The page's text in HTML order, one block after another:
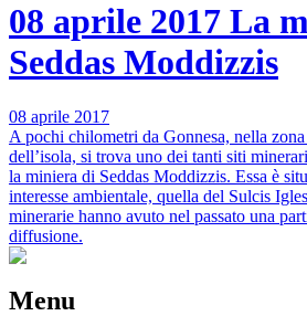
08 aprile 2017 La
Seddas Moddizzis
08 aprile 2017
A pochi chilometri da Gonnesa, nella
dell’isola, si trova uno dei tanti siti
la miniera di Seddas Moddizzis. Essa è
interesse ambientale, quella del Sulcis
minerarie hanno avuto nel passato una
diffusione.
Menu